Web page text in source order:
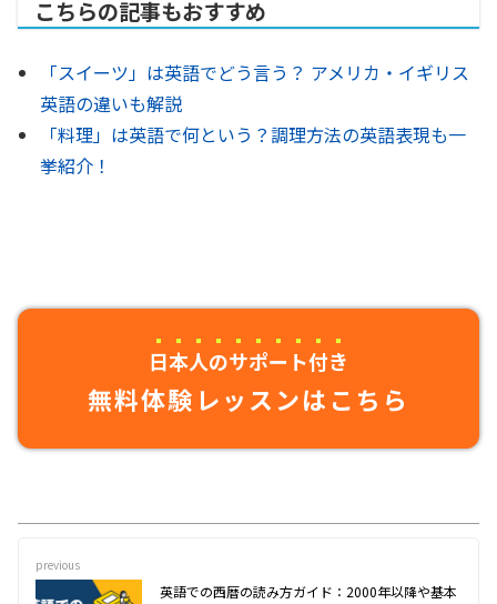
こちらの記事もおすすめ
「スイーツ」は英語でどう言う？ アメリカ・イギリス
英語の違いも解説
「料理」は英語で何という？調理方法の英語表現も一
挙紹介！
日本人のサポート付き
無料体験レッスンはこちら
previous
英語での西暦の読み方ガイド：2000年以降や基本